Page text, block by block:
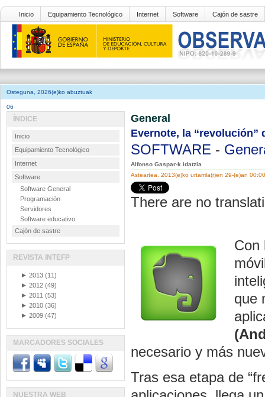
Inicio Equipamiento Tecnológico Internet Software Cajón de sastre
Osteguna, 2026(e)ko abuztuak
06
General
Evernote, la “revolución”
SOFTWARE -
Alfonso Gaspar-k idatzia
Asteartea, 2013(e)ko urtarrila(r)en 29-(e)an
There are no
Con
que
necesario y más
Tras esa etapa de
ÍNDICE
Inicio
Equipamiento Tecnológico
Internet
Software
Software General
Programación
Servidores
Software educativo
Cajón de sastre
REVISTA INTEFP
► 2013 (11)
► 2012 (49)
► 2011 (53)
► 2010 (36)
► 2009 (47)
MARCADORES SOCIALES
NUESTRA WEB